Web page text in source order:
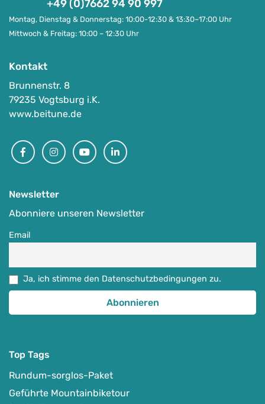
Top
Winterzauber & Nordlichter in Finnisch-
Lappland
ab 829€
Detail Anzeigen
+49 (0)7662 94 90 997
Montag, Dienstag & Donnerstag: 10:00-12:30 & 13:30–17:00 Uhr
Mittwoch & Freitag: 10:00 – 12:30 Uhr
Kontakt
Brunnenstr. 8
79235 Vogtsburg i.K.
www.beitune.de
FacebookInstagramYoutubeLinkedin
Newsletter
Abonniere unseren Newsletter
Email
Ja, ich stimme den Datenschutzbedingungen zu.
Top Tags
Rundum-sorglos-Paket
Geführte Mountainbiketour